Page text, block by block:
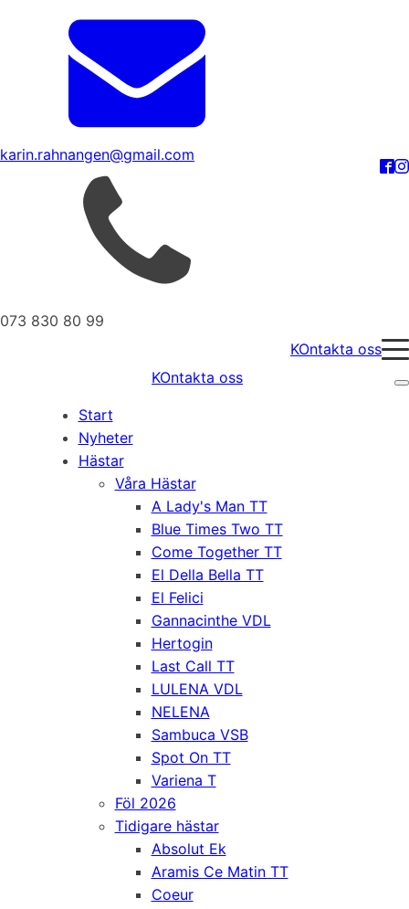
karin.rahnangen@gmail.com
073 830 80 99
KOntakta oss
KOntakta oss
Start
Nyheter
Hästar
Våra Hästar
A Lady's Man TT
Blue Times Two TT
Come Together TT
El Della Bella TT
El Felici
Gannacinthe VDL
Hertogin
Last Call TT
LULENA VDL
NELENA
Sambuca VSB
Spot On TT
Variena T
Föl 2026
Tidigare hästar
Absolut Ek
Aramis Ce Matin TT
Coeur